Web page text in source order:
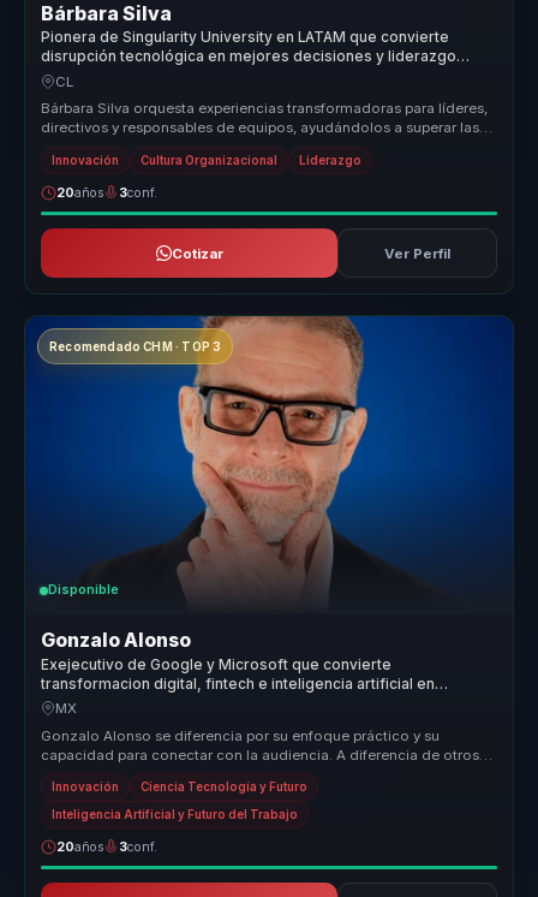
Bárbara Silva
Pionera de Singularity University en LATAM que convierte
disrupción tecnológica en mejores decisiones y liderazgo
digital para empresas.
CL
Bárbara Silva orquesta experiencias transformadoras para líderes,
directivos y responsables de equipos, ayudándolos a superar las
barrera...
Innovación Cultura Organizacional Liderazgo
20años 3conf.
Cotizar Ver Perfil
Recomendado CHM · TOP 3
Disponible
Gonzalo Alonso
Exejecutivo de Google y Microsoft que convierte
transformacion digital, fintech e inteligencia artificial en
crecimiento y mejores decisiones para empresas.
MX
Gonzalo Alonso se diferencia por su enfoque práctico y su
capacidad para conectar con la audiencia. A diferencia de otros
speakers, Gonza...
Innovación Ciencia Tecnología y Futuro
Inteligencia Artificial y Futuro del Trabajo
20años 3conf.